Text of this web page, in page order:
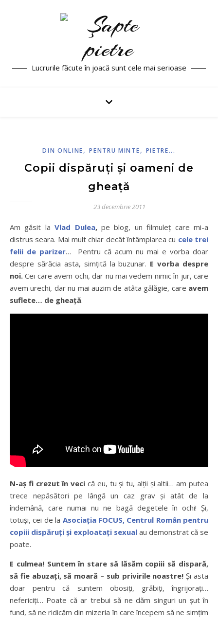
Lucrurile făcute în joacă sunt cele mai serioase
DIN ONLINE,PENTRU MINTE, PIETRE...
Copii dispăruţi şi oameni de
gheaţă
23 decembrie 2011
Am găsit laVlad Dulea,pe blog, un filmuleţ care mi-a
distrus seara. Mai mult chiar decât întâmplarea cu cele trei
felii de parizer… Pentru că acum nu mai e vorba doar
despre sărăcia asta, simţită la buzunar. E vorba despre
noi. Cei care avem ochi, dar nu mai vedem nimic în jur, care
avem urechi, dar nu mai auzim de atâta gălăgie, care avem
suflete… de gheaţă.
N-aş fi crezut în veci că eu, tu şi tu, alţii şi altii… am putea
trece nepăsători pe lângă un caz grav şi atât de la
îndemână, care numai nu ne bagă degetele în ochi! Şi,
totuşi, cei de la Asociația FOCUS, Centrul Român pentru
copiii dispăruți și exploatați sexual au demonstrat că se
poate.
E culmea! Suntem în stare să lăsăm copiii să dispară,
să fie abuzaţi, să moară – sub privirile noastre! Şi asta
doar pentru că suntem obosiţi, grăbiţi, îngrijoraţi…
nefericiţi… Poate că ar trebui să ne dăm singuri un şut în
fund, să ne ridicăm din mizeria în care începem să ne simţim